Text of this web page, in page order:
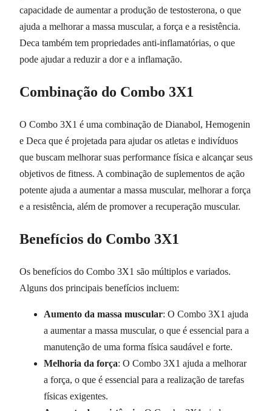
capacidade de aumentar a produção de testosterona, o que
ajuda a melhorar a massa muscular, a força e a resistência.
Deca também tem propriedades anti-inflamatórias, o que
pode ajudar a reduzir a dor e a inflamação.
Combinação do Combo 3X1
O Combo 3X1 é uma combinação de Dianabol, Hemogenin
e Deca que é projetada para ajudar os atletas e indivíduos
que buscam melhorar suas performance física e alcançar seus
objetivos de fitness. A combinação de suplementos de ação
potente ajuda a aumentar a massa muscular, melhorar a força
e a resistência, além de promover a recuperação muscular.
Benefícios do Combo 3X1
Os benefícios do Combo 3X1 são múltiplos e variados.
Alguns dos principais benefícios incluem:
Aumento da massa muscular: O Combo 3X1 ajuda
a aumentar a massa muscular, o que é essencial para a
manutenção de uma forma física saudável e forte.
Melhoria da força: O Combo 3X1 ajuda a melhorar
a força, o que é essencial para a realização de tarefas
físicas exigentes.